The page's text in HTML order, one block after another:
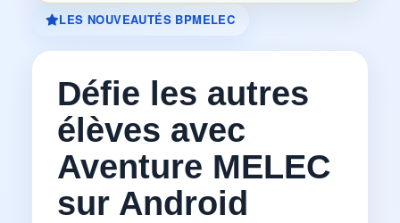
LES NOUVEAUTÉS BPMELEC
Défie les autres
élèves avec
Aventure MELEC
sur Android